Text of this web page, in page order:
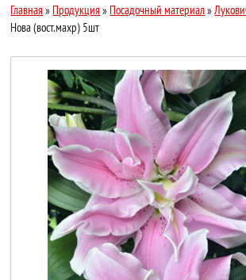
Главная » Продукция » Посадочный материал»
Нова (вост.махр) 5шт